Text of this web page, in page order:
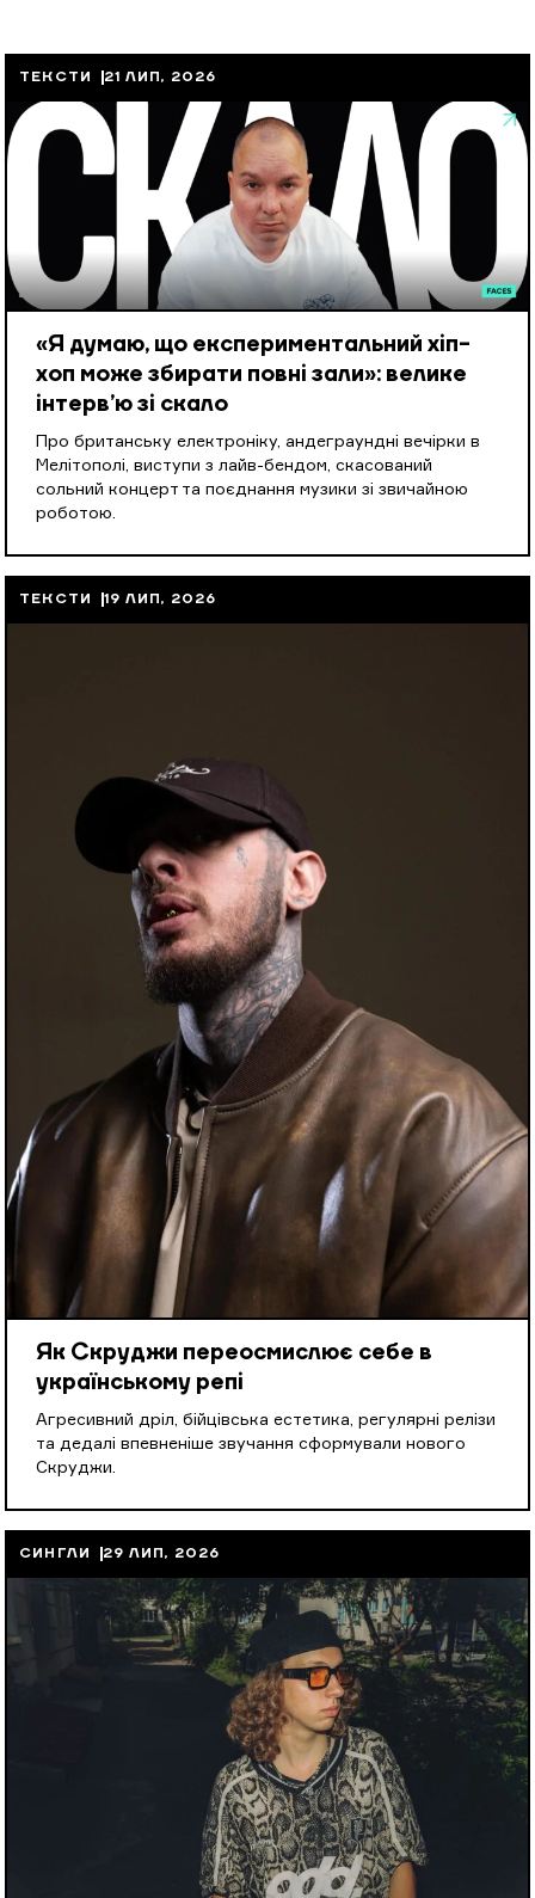
ТЕКСТИ 21 ЛИП, 2026
«Я думаю, що експериментальний хіп-
хоп може збирати повні зали»: велике
інтерв’ю зі скало
Про британську електроніку, андеграундні вечірки в
Мелітополі, виступи з лайв-бендом, скасований
сольний концерт та поєднання музики зі звичайною
роботою.
ТЕКСТИ 19 ЛИП, 2026
Як Скруджи переосмислює себе в
українському репі
Агресивний дріл, бійцівська естетика, регулярні релізи
та дедалі впевненіше звучання сформували нового
Скруджи.
СИНГЛИ 29 ЛИП, 2026